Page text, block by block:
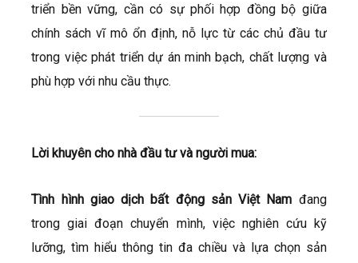
triển bền vững, cần có sự phối hợp đồng bộ giữa
chính sách vĩ mô ổn định, nỗ lực từ các chủ đầu tư
trong việc phát triển dự án minh bạch, chất lượng và
phù hợp với nhu cầu thực.
Lời khuyên cho nhà đầu tư và người mua:
Tình hình giao dịch bất động sảnViệt Nam đang
trong giai đoạn chuyển mình, việc nghiên cứu kỹ
lưỡng, tìm hiểu thông tin đa chiều và lựa chọn sản